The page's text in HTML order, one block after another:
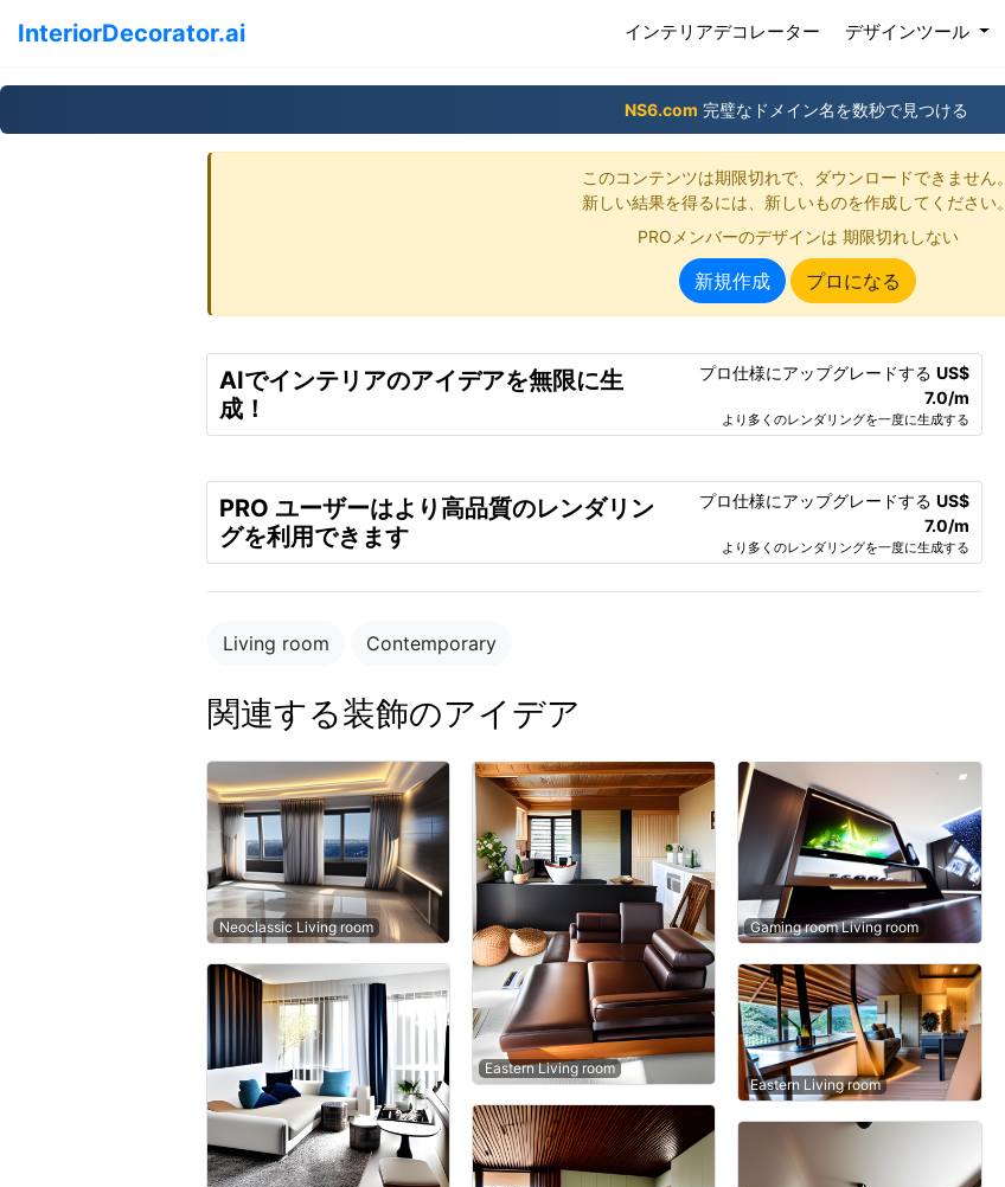
InteriorDecorator.ai インテリアデコレーター (current)
デザインツール
NS6.com 完璧なドメイン名を数秒で見つける
このコンテンツは期限切れで、ダウンロードできません。
新しい結果を得るには、新しいものを作成してください。
PROメンバーのデザインは 期限切れしない
新規作成 プロになる
AIでインテリアのアイデアを無限に生
成！
プロ仕様にアップグレードする US$
7.0/m
より多くのレンダリングを一度に生成する
PRO ユーザーはより高品質のレンダリン
グを利用できます
プロ仕様にアップグレードする US$
7.0/m
より多くのレンダリングを一度に生成する
Living room Contemporary
関連する装飾のアイデア
Neoclassic Living room
Eastern Living room
Gaming room Living room
Eastern Living room